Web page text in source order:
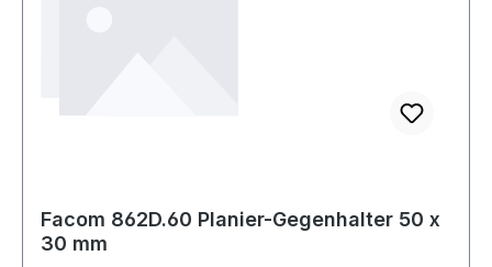
Facom 862D.60 Planier-Gegenhalter 50 x
30 mm